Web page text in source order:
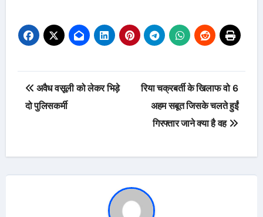
Post
navigation
अवैध वसूली को लेकर भिड़े
दो पुलिसकर्मी
रिया चक्रबर्ती के खिलाफ वो 6
अहम सबूत जिसके चलते हुईं
गिरफ्तार जाने क्या है वह